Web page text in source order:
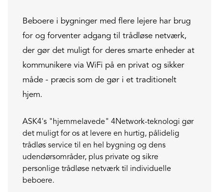
Beboere i bygninger med flere lejere har brug
for og forventer adgang til trådløse netværk,
der gør det muligt for deres smarte enheder at
kommunikere via WiFi på en privat og sikker
måde - præcis som de gør i et traditionelt
hjem.
ASK4's "hjemmelavede" 4Network-teknologi gør
det muligt for os at levere en hurtig, pålidelig
trådløs service til en hel bygning og dens
udendørsområder, plus private og sikre
personlige trådløse netværk til individuelle
beboere.